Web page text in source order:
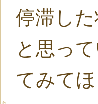
停滞し
と思っ
てみて